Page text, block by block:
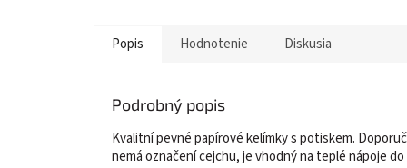
Popis Hodnotenie Diskusia
Podrobný popis
Kvalitní pevné papírové kelímky s potiskem.
nemá označení cejchu, je vhodný na teplé nápoje do